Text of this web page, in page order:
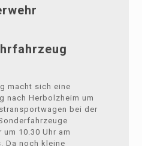
macht sich eine
nach Herbolzheim um
bei der
10.30 Uhr am
Da noch kleine